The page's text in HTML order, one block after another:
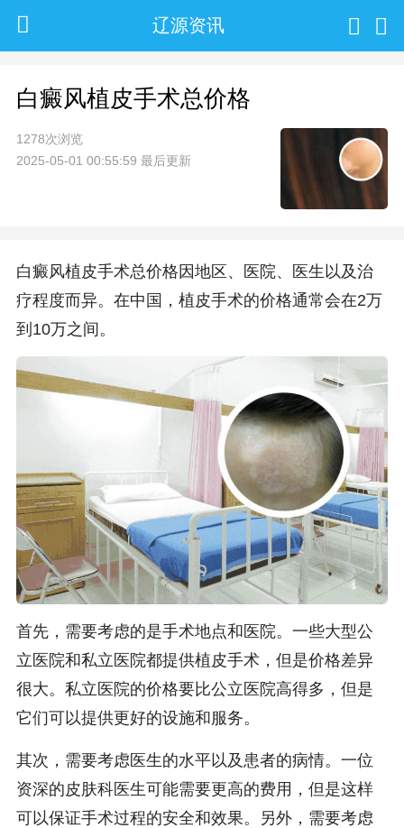
辽源资讯
白癜风植皮手术总价格
1278次浏览
2025-05-01 00:55:59 最后更新
白癜风植皮手术总价格因地区、医院、医生以及治
疗程度而异。在中国，植皮手术的价格通常会在2万
到10万之间。
首先，需要考虑的是手术地点和医院。一些大型公
立医院和私立医院都提供植皮手术，但是价格差异
很大。私立医院的价格要比公立医院高得多，但是
它们可以提供更好的设施和服务。
其次，需要考虑医生的水平以及患者的病情。一位
资深的皮肤科医生可能需要更高的费用，但是这样
可以保证手术过程的安全和效果。另外，需要考虑